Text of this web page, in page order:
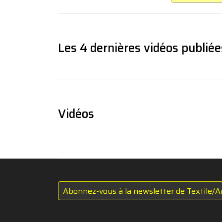
Les 4 dernières vidéos
Vidéos
Abonnez-vous à la newsletter de Textile/